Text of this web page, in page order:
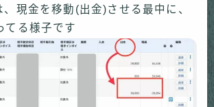
現金を移動(出金)させる最中に、
てる様子です